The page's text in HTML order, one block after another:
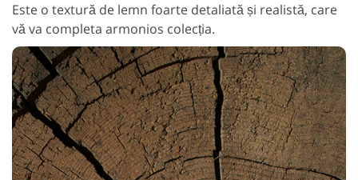
Este o textură de lemn foarte detaliată și realistă, care
vă va completa armonios colecția.